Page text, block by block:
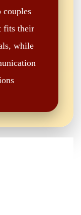
couples
fits their
while